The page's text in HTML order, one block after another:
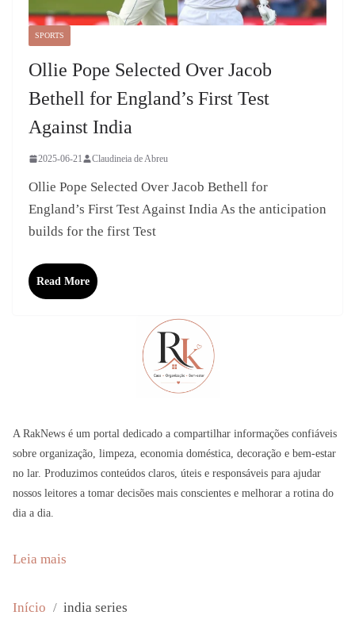
SPORTS
Ollie Pope Selected Over Jacob
Bethell for England’s First Test
Against India
2025-06-21 Claudineia de Abreu
Ollie Pope Selected Over Jacob Bethell for
England’s First Test Against India As the anticipation
builds for the first Test
Read More
A RakNews é um portal dedicado a compartilhar informações confiáveis
sobre organização, limpeza, economia doméstica, decoração e bem-estar
no lar. Produzimos conteúdos claros, úteis e responsáveis para ajudar
nossos leitores a tomar decisões mais conscientes e melhorar a rotina do
dia a dia.
Leia mais
l
Início india series